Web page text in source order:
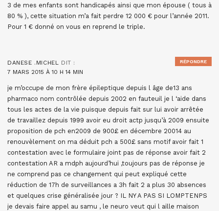
3 de mes enfants sont handicapés ainsi que mon épouse ( tous à
80 % ), cette situation m’a fait perdre 12 000 € pour l’année 2011.
Pour 1 € donné on vous en reprend le triple.
DANESE .MICHEL DIT :
7 MARS 2015 À 10 H 14 MIN
je m’occupe de mon frère épileptique depuis l âge de13 ans
pharmaco nom contrôlée depuis 2002 en fauteuil je l ‘aide dans
tous les actes de la vie puisque depuis fait sur lui avoir arrêtée
de travaillez depuis 1999 avoir eu droit actp jusqu’à 2009 ensuite
proposition de pch en2009 de 900£ en décembre 20014 au
renouvèlement on ma déduit pch a 500£ sans motif avoir fait 1
contestation avec le formulaire joint pas de réponse avoir fait 2
contestation AR a mdph aujourd’hui ,toujours pas de réponse je
ne comprend pas ce changement qui peut expliqué cette
réduction de 17h de surveillances a 3h fait 2 a plus 30 absences
et quelques crise généralisée jour ? IL NY A PAS SI LOMPTENPS
je devais faire appel au samu , le neuro veut qui l aille maison
RÉPONDRE